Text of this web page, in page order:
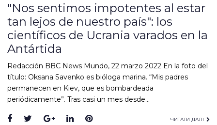
"Nos sentimos impotentes al estar
tan lejos de nuestro país": los
científicos de Ucrania varados en la
Antártida
Redacción BBC News Mundo, 22 marzo 2022 En la foto del
título: Oksana Savenko es bióloga marina. “Mis padres
permanecen en Kiev, que es bombardeada
periódicamente”. Tras casi un mes desde…
Facebook
TwitterGoogle+
LinkedInPinterest ЧИТАТИ ДАЛІ